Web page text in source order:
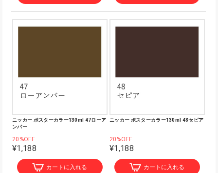
ニッカー ポスターカラー130ml 47ローア
ンバー
20%OFF
¥1,188
カートに入れる
ニッカー ポスターカラー130ml 48セピア
20%OFF
¥1,188
カートに入れる